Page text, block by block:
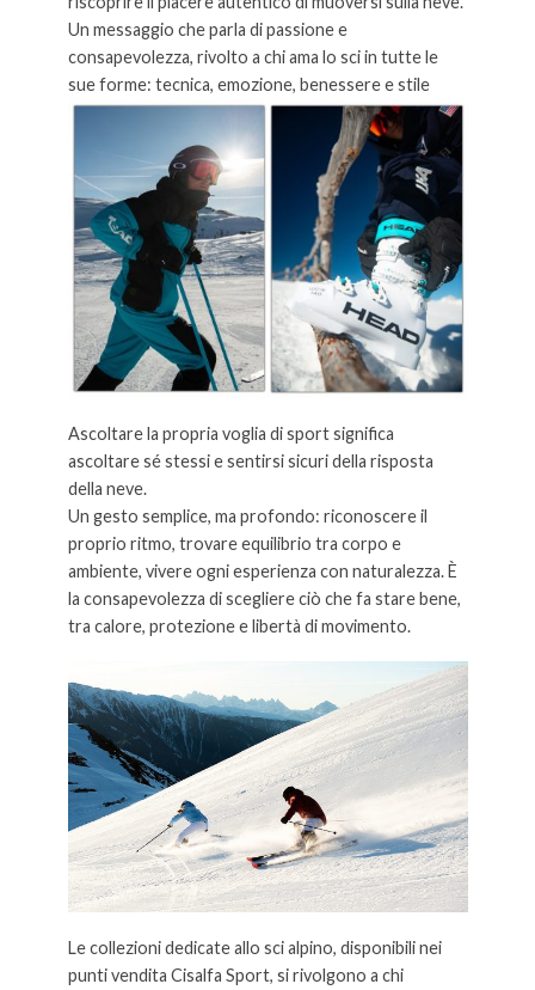
Un messaggio che parla di passione e
consapevolezza, rivolto a chi ama lo sci in tutte le
sue forme: tecnica, emozione, benessere e stile
Ascoltare la propria voglia di sport significa
ascoltare sé stessi e sentirsi sicuri della risposta
della neve.
Un gesto semplice, ma profondo: riconoscere il
proprio ritmo, trovare equilibrio tra corpo e
ambiente, vivere ogni esperienza con naturalezza. È
la consapevolezza di scegliere ciò che fa stare bene,
tra calore, protezione e libertà di movimento.
Le collezioni dedicate allo sci alpino, disponibili nei
punti vendita Cisalfa Sport, si rivolgono a chi